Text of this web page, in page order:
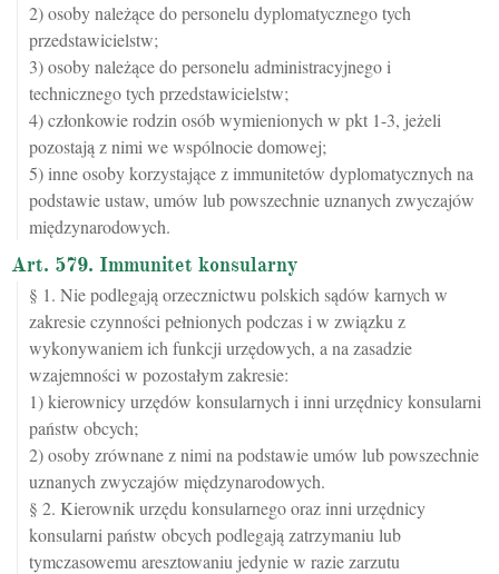
2) osoby należące do personelu dyplomatycznego tych
przedstawicielstw;
3) osoby należące do personelu administracyjnego i
technicznego tych przedstawicielstw;
4) członkowie rodzin osób wymienionych w pkt 1-3, jeżeli
pozostają z nimi we wspólnocie domowej;
5) inne osoby korzystające z immunitetów dyplomatycznych na
podstawie ustaw, umów lub powszechnie uznanych zwyczajów
międzynarodowych.
Art. 579. Immunitet konsularny
§ 1. Nie podlegają orzecznictwu polskich sądów karnych w
zakresie czynności pełnionych podczas i w związku z
wykonywaniem ich funkcji urzędowych, a na zasadzie
wzajemności w pozostałym zakresie:
1) kierownicy urzędów konsularnych i inni urzędnicy konsularni
państw obcych;
2) osoby zrównane z nimi na podstawie umów lub powszechnie
uznanych zwyczajów międzynarodowych.
§ 2. Kierownik urzędu konsularnego oraz inni urzędnicy
konsularni państw obcych podlegają zatrzymaniu lub
tymczasowemu aresztowaniu jedynie w razie zarzutu